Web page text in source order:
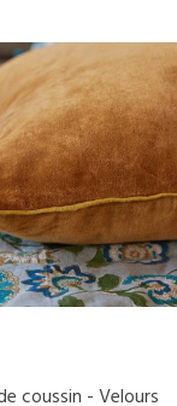
DISPONIBLE
coussin - Velours